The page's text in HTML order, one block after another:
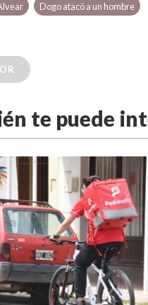
Dogo atacó a un hombre
te puede